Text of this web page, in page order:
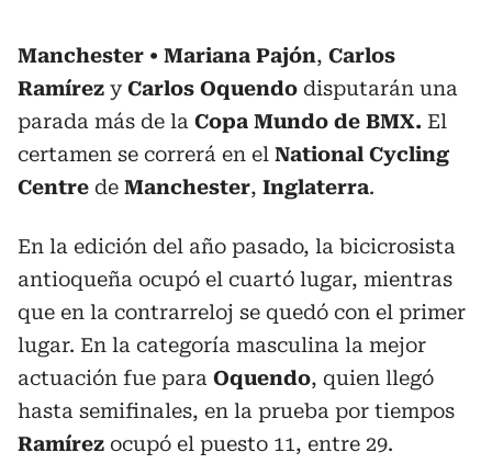
Manchester Mariana Pajón, Carlos
Ramírez yCarlos Oquendo disputarán una
parada más de la Copa Mundo de BMX. El
certamen se correrá en el National Cycling
Centre de Manchester, Inglaterra.
En la edición del año pasado, la bicicrosista
antioqueña ocupó el cuartó lugar, mientras
que en la contrarreloj se quedó con el primer
lugar. En la categoría masculina la mejor
actuación fue para Oquendo, quien llegó
hasta semifinales, en la prueba por tiempos
Ramírez ocupó el puesto 11, entre 29.